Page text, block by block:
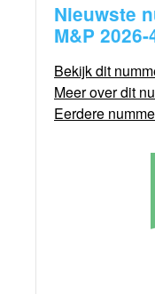
Nieuwste
M&P 2026-
Bekijk dit
Meer over dit
Eerdere